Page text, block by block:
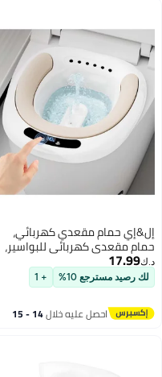
إل&إي حمام مقعدي كهربائي،
حمام مقعدي كهربائي للبواسير،
حمام مقعدي كهربائي لمقعد
المرحاض، طقم حمام مقعدي
للنساء، للنساء بعد الولادة، قياس
درجة حرارة الماء في الوقت الفعلي
د.ك‏17.99
لك رصيد مسترجع 10% + 1
احصل عليه خلال 14 - 15